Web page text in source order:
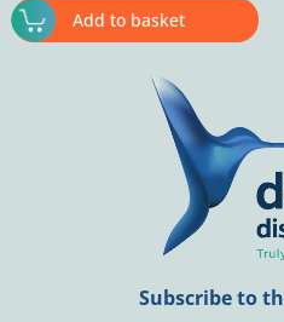
Add to basket
Subscribe to